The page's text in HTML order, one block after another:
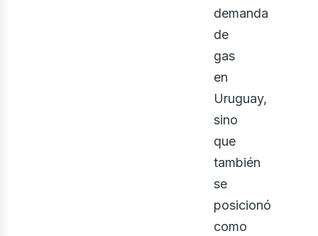
demanda
de
gas
en
Uruguay,
sino
que
también
se
posicionó
como